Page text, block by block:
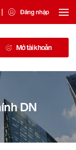
| Đăng nhập
Mở tài khoản
DN